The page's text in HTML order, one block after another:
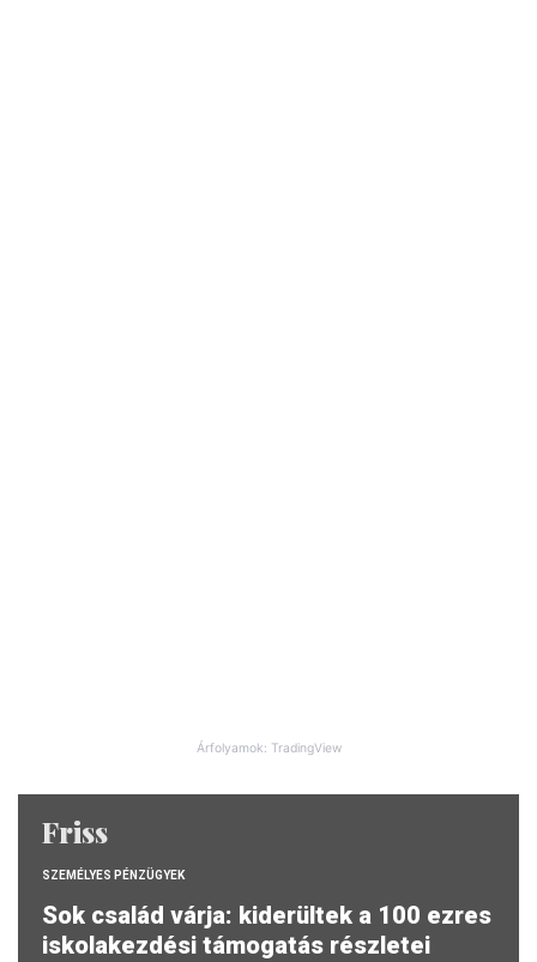
Árfolyamok: TradingView
Friss
SZEMÉLYES PÉNZÜGYEK
Sok család várja: kiderültek a 100 ezres
iskolakezdési támogatás részletei